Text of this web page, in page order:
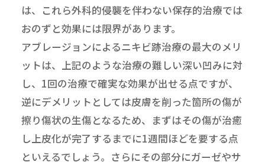
は、これら外科的侵襲を伴わない保存的治療では
おのずと効果には限界があります。
アブレージョンによるニキビ跡治療の最大のメリ
ットは、上記のような治療の難しい深い凹みに対
し、1回の治療で確実な効果が出せる点ですが、
逆にデメリットとしては皮膚を削った箇所の傷が
擦り傷状の生傷となるため、まずはその傷が治癒
し上皮化が完了するまでに1週間ほどを要する点
といえるでしょう。さらにその部分にガーゼやサ